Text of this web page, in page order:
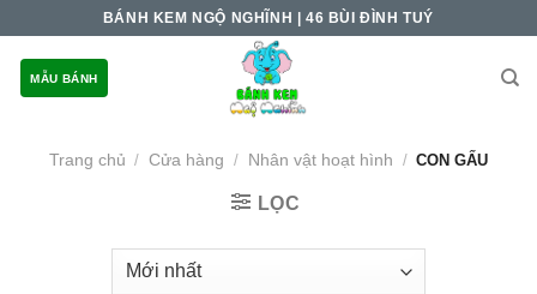
content
BÁNH KEM NGỘ NGHĨNH | 46 BÙI ĐÌNH TUÝ
MẪU BÁNH
Trang chủ / Cửa hàng / Nhân vật hoạt hình / CON GẤU
LỌC